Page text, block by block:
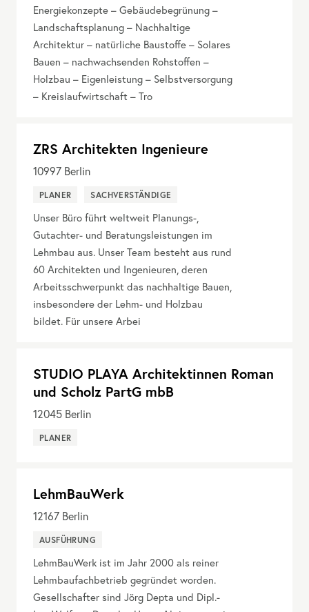
Energiekonzepte – Gebäudebegrünung –
Landschaftsplanung – Nachhaltige
Architektur – natürliche Baustoffe – Solares
Bauen – nachwachsenden Rohstoffen –
Holzbau – Eigenleistung – Selbstversorgung
– Kreislaufwirtschaft – Tro
ZRS Architekten Ingenieure
10997 Berlin
PLANER SACHVERSTÄNDIGE
Unser Büro führt weltweit Planungs-,
Gutachter- und Beratungsleistungen im
Lehmbau aus. Unser Team besteht aus rund
60 Architekten und Ingenieuren, deren
Arbeitsschwerpunkt das nachhaltige Bauen,
insbesondere der Lehm- und Holzbau
bildet. Für unsere Arbei
STUDIO PLAYA Architektinnen Roman
und Scholz PartG mbB
12045 Berlin
PLANER
LehmBauWerk
12167 Berlin
AUSFÜHRUNG
LehmBauWerk ist im Jahr 2000 als reiner
Lehmbaufachbetrieb gegründet worden.
Gesellschafter sind Jörg Depta und Dipl.-